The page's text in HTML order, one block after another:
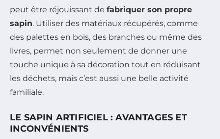
peut être réjouissant de fabriquer son propre
sapin. Utiliser des matériaux récupérés, comme
des palettes en bois, des branches ou même des
livres, permet non seulement de donner une
touche unique à sa décoration tout en réduisant
les déchets, mais c’est aussi une belle activité
familiale.
LE SAPIN ARTIFICIEL : AVANTAGES ET
INCONVÉNIENTS